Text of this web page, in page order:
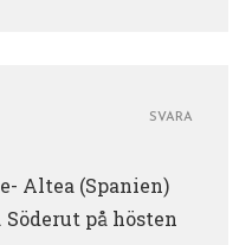
Altea (Spanien)
på hösten
SVARA